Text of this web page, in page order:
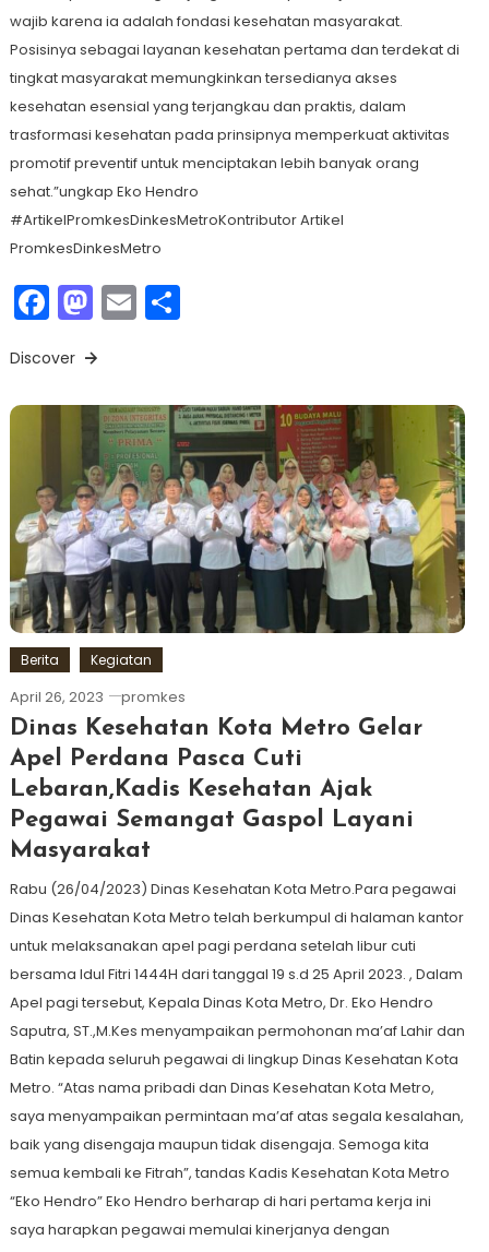
wajib karena ia adalah fondasi kesehatan masyarakat.
Posisinya sebagai layanan kesehatan pertama dan terdekat di
tingkat masyarakat memungkinkan tersedianya akses
kesehatan esensial yang terjangkau dan praktis, dalam
trasformasi kesehatan pada prinsipnya memperkuat aktivitas
promotif preventif untuk menciptakan lebih banyak orang
sehat.”ungkap Eko Hendro
#ArtikelPromkesDinkesMetroKontributor Artikel
PromkesDinkesMetro
Facebook
Mastodon
EmailShare
Discover
Berita Kegiatan
April 26, 2023 promkes
Dinas Kesehatan Kota Metro Gelar
Apel Perdana Pasca Cuti
Lebaran,Kadis Kesehatan Ajak
Pegawai Semangat Gaspol Layani
Masyarakat
Rabu (26/04/2023) Dinas Kesehatan Kota Metro.Para pegawai
Dinas Kesehatan Kota Metro telah berkumpul di halaman kantor
untuk melaksanakan apel pagi perdana setelah libur cuti
bersama Idul Fitri 1444H dari tanggal 19 s.d 25 April 2023. , Dalam
Apel pagi tersebut, Kepala Dinas Kota Metro, Dr. Eko Hendro
Saputra, ST.,M.Kes menyampaikan permohonan ma’af Lahir dan
Batin kepada seluruh pegawai di lingkup Dinas Kesehatan Kota
Metro. “Atas nama pribadi dan Dinas Kesehatan Kota Metro,
saya menyampaikan permintaan ma’af atas segala kesalahan,
baik yang disengaja maupun tidak disengaja. Semoga kita
semua kembali ke Fitrah”, tandas Kadis Kesehatan Kota Metro
“Eko Hendro” Eko Hendro berharap di hari pertama kerja ini
saya harapkan pegawai memulai kinerjanya dengan